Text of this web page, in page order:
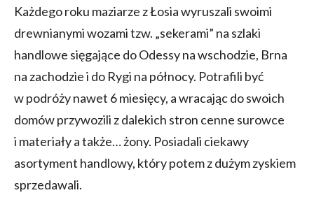
Każdego roku maziarze z Łosia wyruszali swoimi
drewnianymi wozami tzw. „sekerami” na szlaki
handlowe sięgające do Odessy na wschodzie, Brna
na zachodzie i do Rygi na północy. Potrafili być
w podróży nawet 6 miesięcy, a wracając do swoich
domów przywozili z dalekich stron cenne surowce
i materiały a także… żony. Posiadali ciekawy
asortyment handlowy, który potem z dużym zyskiem
sprzedawali.